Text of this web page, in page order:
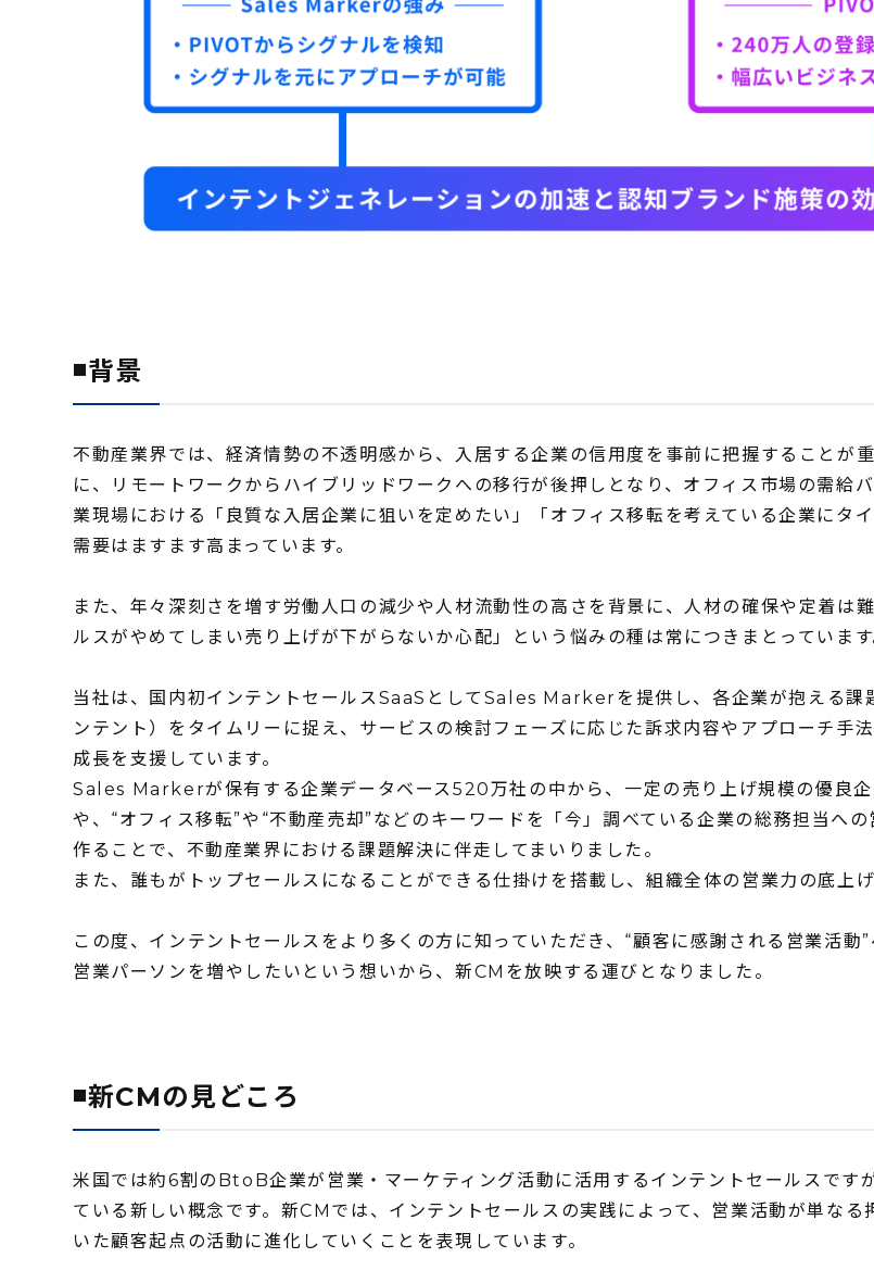
◾️背景
不動産業界では、経済情勢の不透明感から、入居する企業の信用度を事前に把握することが
に、リモートワークからハイブリッドワークへの移行が後押しとなり、オフィス市場の需給
業現場における「良質な入居企業に狙いを定めたい」「オフィス移転を考えている企業にタ
需要はますます高まっています。
また、年々深刻さを増す労働人口の減少や人材流動性の高さを背景に、人材の確保や定着は
ルスがやめてしまい売り上げが下がらないか心配」という悩みの種は常につきまとっています
当社は、国内初インテントセールスSaaSとしてSales Markerを提供し、各企業が抱える課
ンテント）をタイムリーに捉え、サービスの検討フェーズに応じた訴求内容やアプローチ手
成長を支援しています。
Sales Markerが保有する企業データベース520万社の中から、一定の売り上げ規模の優良企
や、“オフィス移転”や“不動産売却”などのキーワードを「今」調べている企業の総務担当へ
作ることで、不動産業界における課題解決に伴走してまいりました。
また、誰もがトップセールスになることができる仕掛けを搭載し、組織全体の営業力の底上げ
この度、インテントセールスをより多くの方に知っていただき、“顧客に感謝される営業活動
営業パーソンを増やしたいという想いから、新CMを放映する運びとなりました。
◾️新CMの見どころ
米国では約6割のBtoB企業が営業・マーケティング活動に活用するインテントセールスです
ている新しい概念です。新CMでは、インテントセールスの実践によって、営業活動が単なる
いた顧客起点の活動に進化していくことを表現しています。